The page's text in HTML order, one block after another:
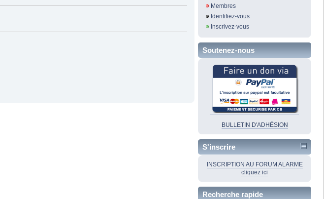
Membres
Identifiez-vous
Inscrivez-vous
Soutenez-nous
BULLETIN D'ADHÉSION
S'inscrire
INSCRIPTION AU FORUM ALARME
cliquez ici
Recherche rapide